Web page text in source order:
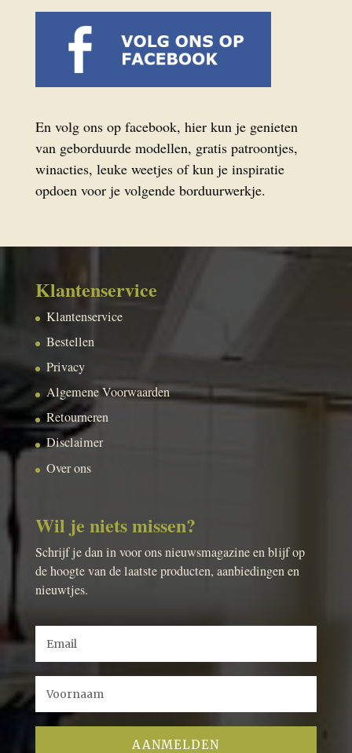
En volg ons op facebook, hier kun je genieten
van geborduurde modellen, gratis patroontjes,
winacties, leuke weetjes of kun je inspiratie
opdoen voor je volgende borduurwerkje.
Klantenservice
Klantenservice
Bestellen
Privacy
Algemene Voorwaarden
Retourneren
Disclaimer
Over ons
Wil je niets missen?
Schrijf je dan in voor ons nieuwsmagazine en blijf op
de hoogte van de laatste producten, aanbiedingen en
nieuwtjes.